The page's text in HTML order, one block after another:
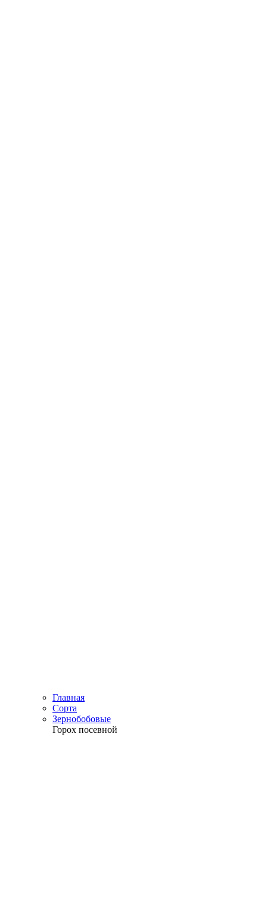
Главная
Сорта
Зернобобовые
Горох посевной